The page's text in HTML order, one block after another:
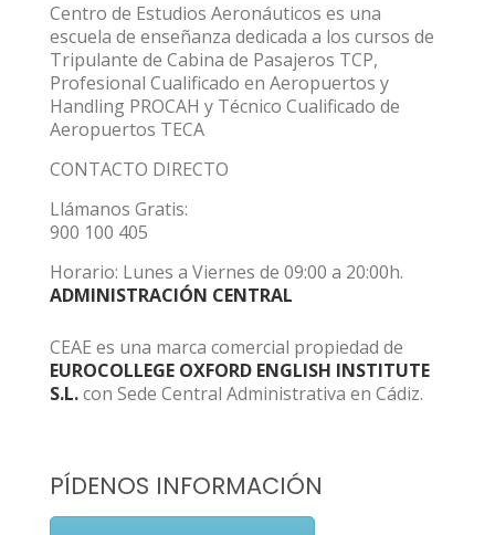
Centro de Estudios Aeronáuticos es una
escuela de enseñanza dedicada a los cursos de
Tripulante de Cabina de Pasajeros TCP,
Profesional Cualificado en Aeropuertos y
Handling PROCAH y Técnico Cualificado de
Aeropuertos TECA
CONTACTO DIRECTO
Llámanos Gratis:
900 100 405
Horario: Lunes a Viernes de 09:00 a 20:00h.
ADMINISTRACIÓN CENTRAL
CEAE es una marca comercial propiedad de
EUROCOLLEGE OXFORD ENGLISH INSTITUTE
S.L.con Sede Central Administrativa en Cádiz.
PÍDENOS INFORMACIÓN